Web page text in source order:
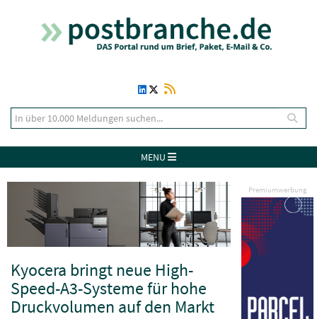
MENU
Premiumwerbung
Kyocera bringt neue High-
Speed-A3-Systeme für hohe
Druckvolumen auf den Markt